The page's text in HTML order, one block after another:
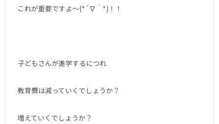
これが重要ですよ〜(*´∇｀*)！！
子どもさんが進学するにつれ
教育費は減っていくでしょうか？
増えていくでしょうか？